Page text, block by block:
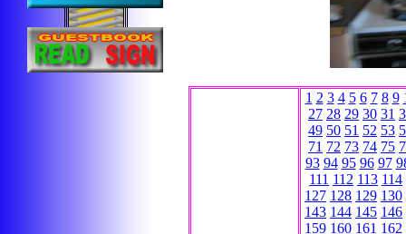
1 2 3 4 5 6 7 8 9
27 28 29 30 31
49 50 51 52 53
71 72 73 74 75
93 94 95 96 97
111 112 113 114
127 128 129 130
143 144 145 146
159 160 161 162